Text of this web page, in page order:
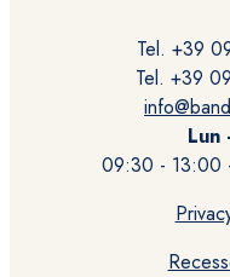
Tel. +39
Tel. +39
Lun
09:30 - 13:00